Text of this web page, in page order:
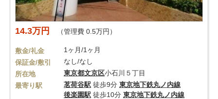
14.3万円 （管理費 0.5万円）
敷金/礼金
1ヶ月/1ヶ月
保証金/敷引
なし/なし
所在地
東京都文京区小石川５丁目
最寄り駅
茗荷谷駅 徒歩9分 東京地下鉄丸ノ内線
後楽園駅 徒歩10分 東京地下鉄丸ノ内線